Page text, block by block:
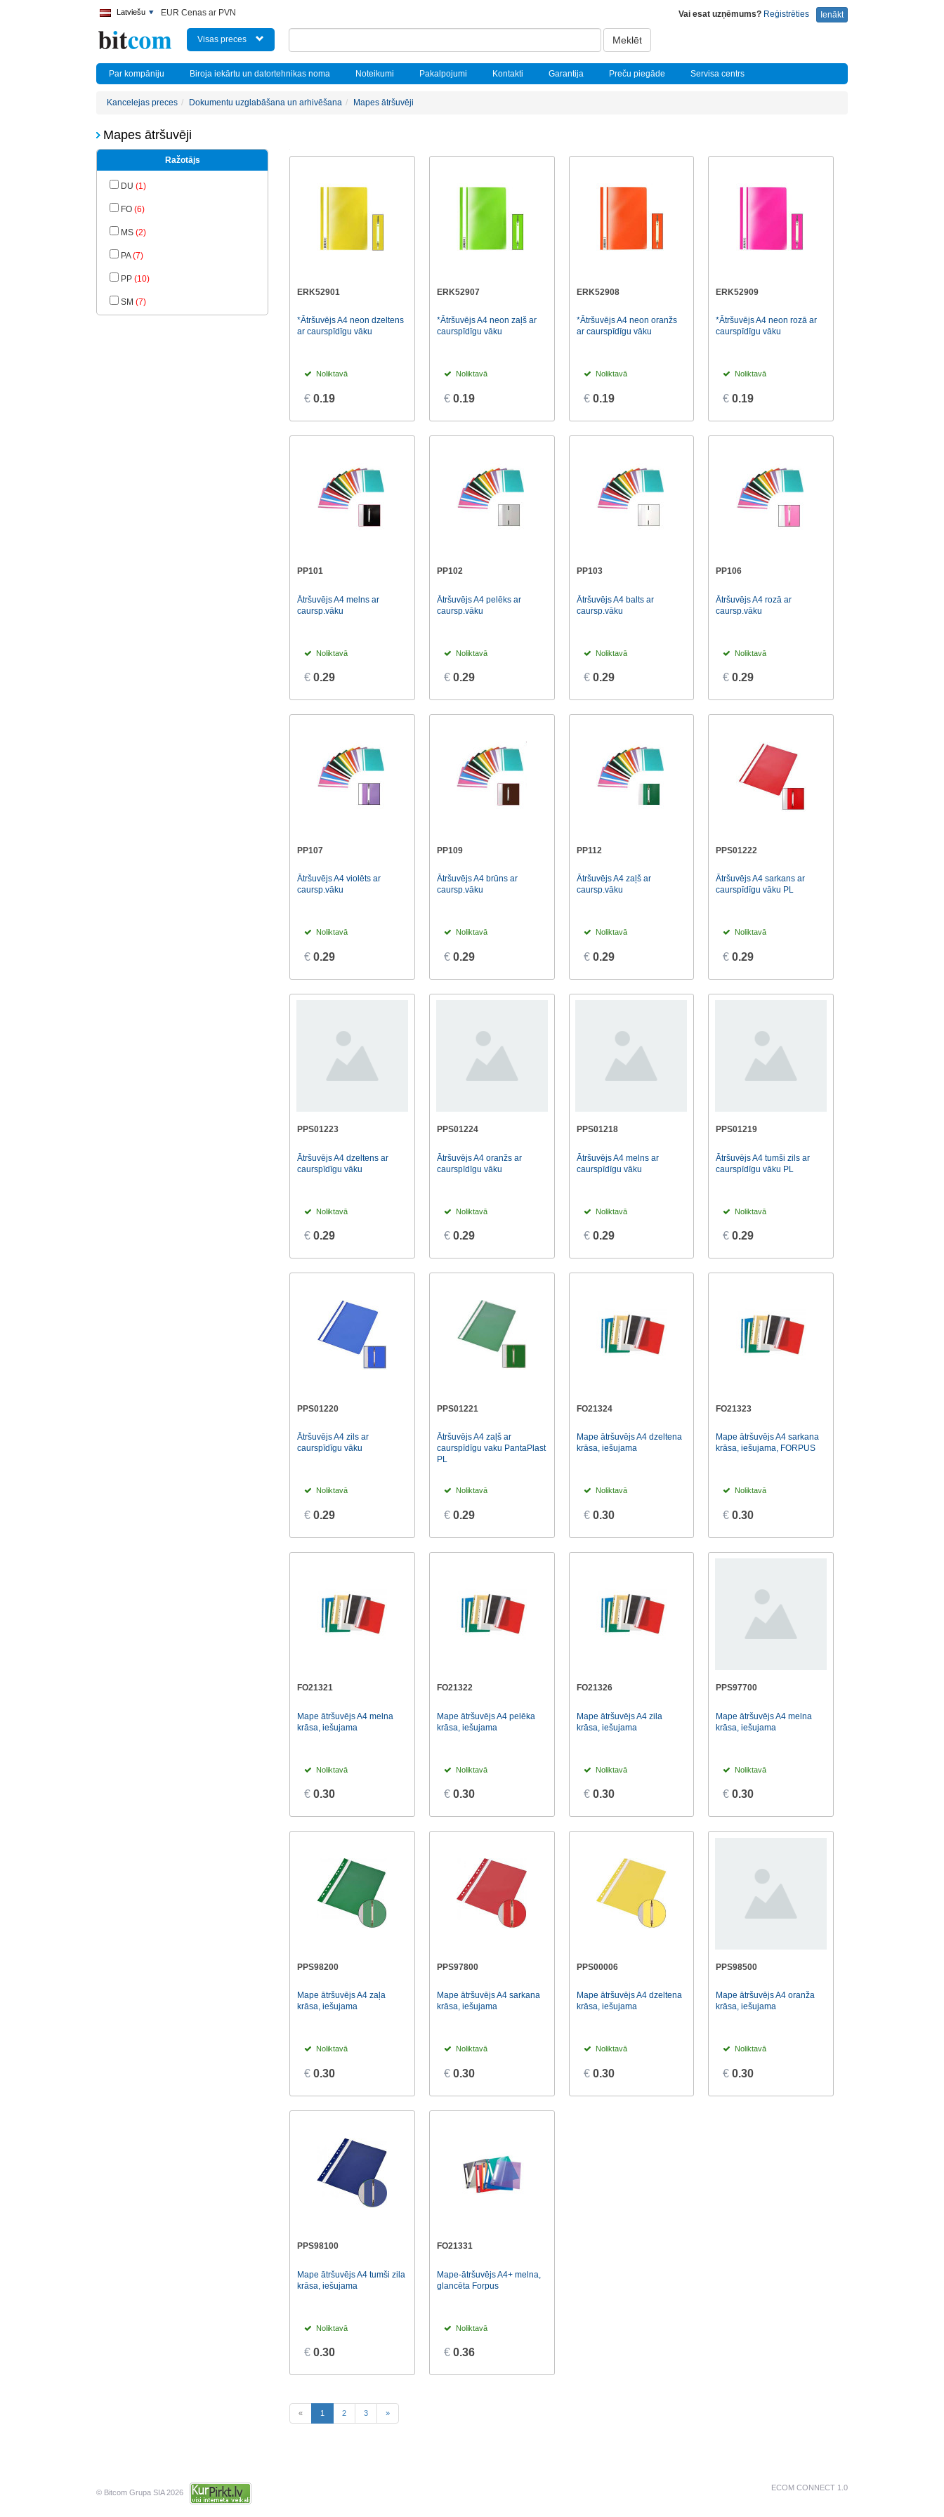
Latviešu EUR Cenas ar PVN Ienākt
Vai esat uzņēmums? Reģistrēties
Visas preces Meklēt
Par kompāniju Biroja iekārtu un datortehnikas noma Noteikumi Pakalpojumi Kontakti Garantija Preču piegāde Servisa centrs
Kancelejas preces Dokumentu uzglabāšana un arhivēšana Mapes ātršuvēji
Mapes ātršuvēji
Ražotājs
DU (1)
FO (6)
MS (2)
PA(7)
PP (10)
SM (7)
ERK52901
*Ātršuvējs A4 neon dzeltens
ar caurspīdīgu vāku
Noliktavā
€ 0.19
ERK52907
*Ātršuvējs A4 neon zaļš ar
caurspīdīgu vāku
Noliktavā
€ 0.19
ERK52908
*Ātršuvējs A4 neon oranžs
ar caurspīdīgu vāku
Noliktavā
€ 0.19
ERK52909
*Ātršuvējs A4 neon rozā ar
caurspīdīgu vāku
Noliktavā
€ 0.19
PP101
Ātršuvējs A4 melns ar
caursp.vāku
Noliktavā
€ 0.29
PP102
Ātršuvējs A4 pelēks ar
caursp.vāku
Noliktavā
€ 0.29
PP103
Ātršuvējs A4 balts ar
caursp.vāku
Noliktavā
€ 0.29
PP106
Ātršuvējs A4 rozā ar
caursp.vāku
Noliktavā
€ 0.29
PP107
Ātršuvējs A4 violēts ar
caursp.vāku
Noliktavā
€ 0.29
PP109
Ātršuvējs A4 brūns ar
caursp.vāku
Noliktavā
€ 0.29
PP112
Ātršuvējs A4 zaļš ar
caursp.vāku
Noliktavā
€ 0.29
PPS01222
Ātršuvējs A4 sarkans ar
caurspīdīgu vāku PL
Noliktavā
€ 0.29
PPS01223
Ātršuvējs A4 dzeltens ar
caurspīdīgu vāku
Noliktavā
€ 0.29
PPS01224
Ātršuvējs A4 oranžs ar
caurspīdīgu vāku
Noliktavā
€ 0.29
PPS01218
Ātršuvējs A4 melns ar
caurspīdīgu vāku
Noliktavā
€ 0.29
PPS01219
Ātršuvējs A4 tumši zils ar
caurspīdīgu vāku PL
Noliktavā
€ 0.29
PPS01220
Ātršuvējs A4 zils ar
caurspīdīgu vāku
Noliktavā
€ 0.29
PPS01221
Ātršuvējs A4 zaļš ar
caurspīdīgu vaku PantaPlast
PL
Noliktavā
€ 0.29
FO21324
Mape ātršuvējs A4 dzeltena
krāsa, iešujama
Noliktavā
€ 0.30
FO21323
Mape ātršuvējs A4 sarkana
krāsa, iešujama, FORPUS
Noliktavā
€ 0.30
FO21321
Mape ātršuvējs A4 melna
krāsa, iešujama
Noliktavā
€ 0.30
FO21322
Mape ātršuvējs A4 pelēka
krāsa, iešujama
Noliktavā
€ 0.30
FO21326
Mape ātršuvējs A4 zila
krāsa, iešujama
Noliktavā
€ 0.30
PPS97700
Mape ātršuvējs A4 melna
krāsa, iešujama
Noliktavā
€ 0.30
PPS98200
Mape ātršuvējs A4 zaļa
krāsa, iešujama
Noliktavā
€ 0.30
PPS97800
Mape ātršuvējs A4 sarkana
krāsa, iešujama
Noliktavā
€ 0.30
PPS00006
Mape ātršuvējs A4 dzeltena
krāsa, iešujama
Noliktavā
€ 0.30
PPS98500
Mape ātršuvējs A4 oranža
krāsa, iešujama
Noliktavā
€ 0.30
PPS98100
Mape ātršuvējs A4 tumši zila
krāsa, iešujama
Noliktavā
€ 0.30
FO21331
Mape-ātršuvējs A4+ melna,
glancēta Forpus
Noliktavā
€ 0.36
« 1 (current)
2 3 »
ECOM CONNECT 1.0
© Bitcom Grupa SIA 2026